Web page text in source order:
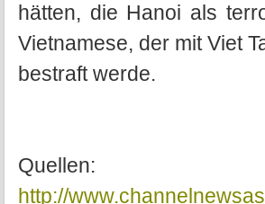
hätten, die Hanoi als
Vietnamese, der mit Viet
bestraft werde.
Quellen:
http://